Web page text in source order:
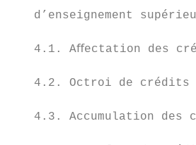
d’enseignement
4.1. Aﬀectation des
4.2. Octroi de crédits
4.3. Accumulation des